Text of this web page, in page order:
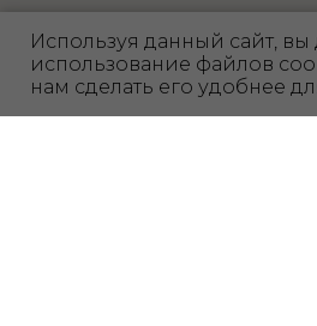
Используя данный сайт, вы
использование файлов
нам сделать его удобнее